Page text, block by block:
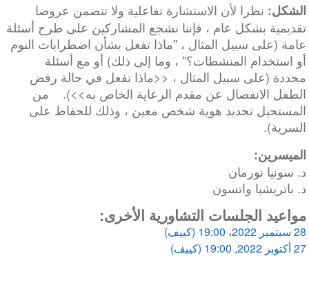
الشكل: نظرا لأن الاستشارة تفاعلية ولا تتضمن عروضا
تقديمية بشكل عام ، فإننا نشجع المشاركين على طرح أسئلة
عامة (على سبيل المثال ، "ماذا تفعل بشأن اضطرابات النوم
أو استخدام المنشطات؟" ، وما إلى ذلك) أو مع أسئلة
محددة (على سبيل المثال ، <<ماذا تفعل في حالة رفض
الطفل الانفصال عن مقدم الرعاية الخاص به>>). من
المستحيل تحديد هوية شخص معين ، وذلك للحفاظ على
السرية).
الميسرين:
د. سونيا نورمان
د. باتريشيا واتسون
مواعيد الجلسات التشاورية الأخرى:
28 سبتمبر 2022، 19:00 (كييف)
27 أكتوبر 2022, 19:00 (كييف)